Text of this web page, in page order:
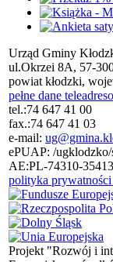
Urząd Gminy
ul.Okrzei 8A, 57-
powiat kłodzki,
pełne dane
tel.:74 647 41 00
fax.:74 647 41 03
e-mail:
ePUAP: /
AE:PL-74310-
polityka
Projekt "Rozwój i